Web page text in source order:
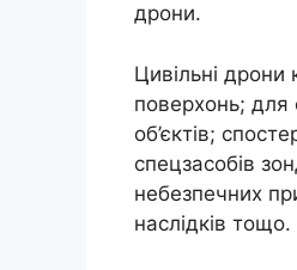
дрони.
Цивільні дрони
поверхонь; для
об’єктів;
спецзасобів
небезпечних
наслідків тощо.